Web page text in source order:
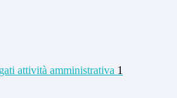
attività amministrativa 1